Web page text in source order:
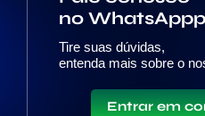
no WhatsAppp
Tire suas dúvidas,
entenda mais sobre o
Entrar em